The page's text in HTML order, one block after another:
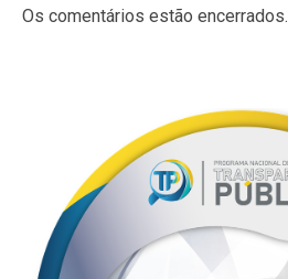
Os comentários estão encerrados.